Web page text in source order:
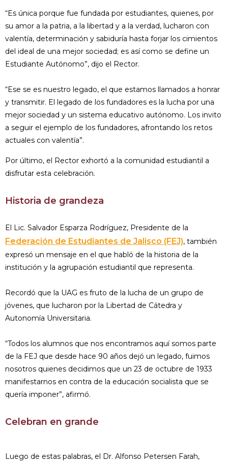
“Es única porque fue fundada por estudiantes, quienes, por
su amor a la patria, a la libertad y a la verdad, lucharon con
valentía, determinación y sabiduría hasta forjar los cimientos
del ideal de una mejor sociedad; es así como se define un
Estudiante Autónomo”, dijo el Rector.
“Ese se es nuestro legado, el que estamos llamados a honrar
y transmitir. El legado de los fundadores es la lucha por una
mejor sociedad y un sistema educativo autónomo. Los invito
a seguir el ejemplo de los fundadores, afrontando los retos
actuales con valentía”.
Por último, el Rector exhortó a la comunidad estudiantil a
disfrutar esta celebración.
Historia de grandeza
El Lic. Salvador Esparza Rodríguez, Presidente de la
Federación de Estudiantes de Jalisco (FEJ), también
expresó un mensaje en el que habló de la historia de la
institución y la agrupación estudiantil que representa.
Recordó que la UAG es fruto de la lucha de un grupo de
jóvenes, que lucharon por la Libertad de Cátedra y
Autonomía Universitaria.
“Todos los alumnos que nos encontramos aquí somos parte
de la FEJ que desde hace 90 años dejó un legado, fuimos
nosotros quienes decidimos que un 23 de octubre de 1933
manifestarnos en contra de la educación socialista que se
quería imponer”, afirmó.
Celebran en grande
Luego de estas palabras, el Dr. Alfonso Petersen Farah,